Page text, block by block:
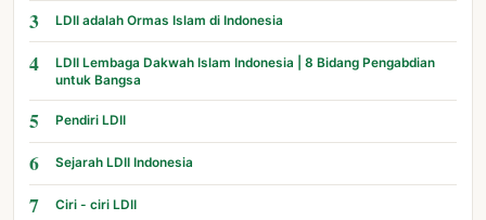
3 LDII adalah Ormas Islam di Indonesia
4
LDII Lembaga Dakwah Islam Indonesia | 8 Bidang Pengabdian
untuk Bangsa
5 Pendiri LDII
6 Sejarah LDII Indonesia
7 Ciri - ciri LDII